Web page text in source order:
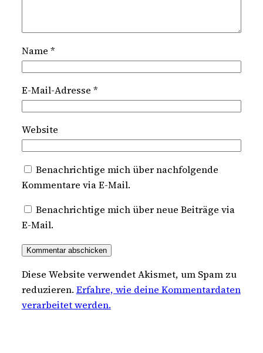
Name *
E-Mail-Adresse *
Website
Benachrichtige mich über nachfolgende
Kommentare via E-Mail.
Benachrichtige mich über neue Beiträge via
E-Mail.
Diese Website verwendet Akismet, um Spam zu
reduzieren. Erfahre, wie deine Kommentardaten
verarbeitet werden.